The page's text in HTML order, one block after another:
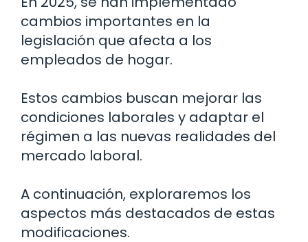
cambios importantes en la
legislación que afecta a los
empleados de hogar.
Estos cambios buscan mejorar las
condiciones laborales y adaptar el
régimen a las nuevas realidades del
mercado laboral.
A continuación, exploraremos los
aspectos más destacados de estas
modificaciones.